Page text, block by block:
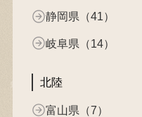
静岡県（41）
岐阜県（14）
北陸
富山県（7）